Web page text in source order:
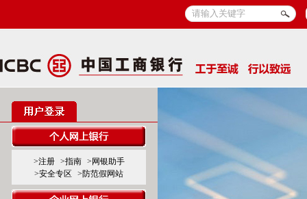
>注册 >指南
>网银助手
>安全专区
>防范假网站